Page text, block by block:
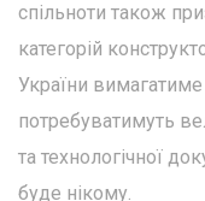
спільноти також
категорій
України вимагатиме
потребуватимуть
та технологічної
буде нікому.